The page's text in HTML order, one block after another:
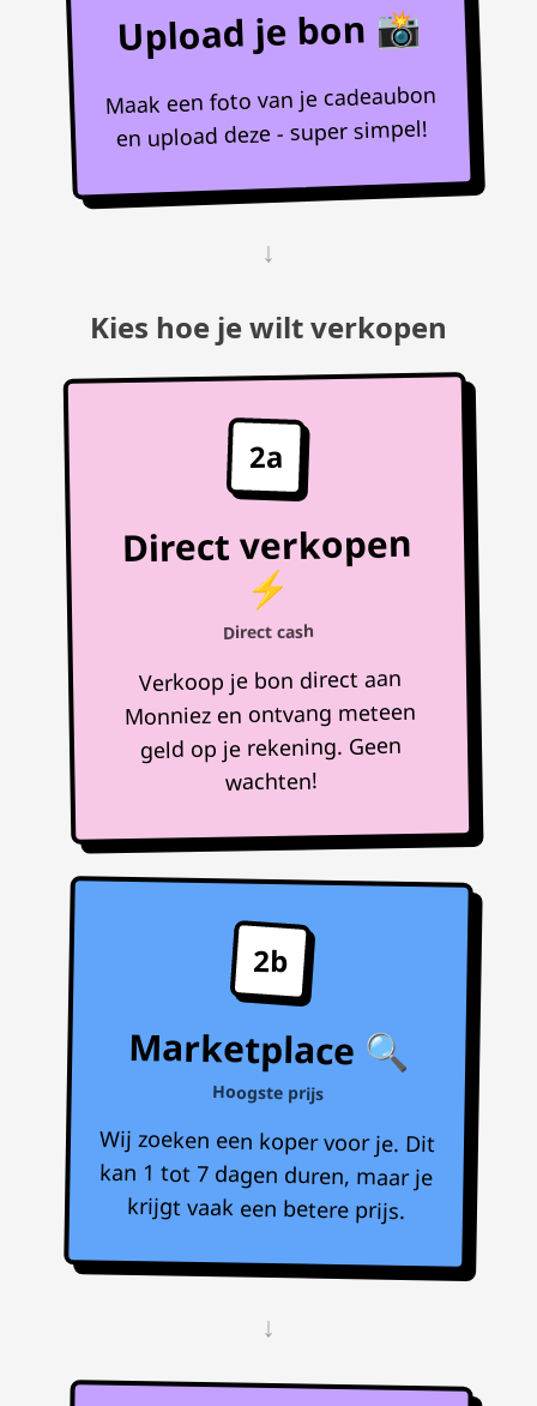
Upload je bon 📸
Maak een foto van je cadeaubon
en upload deze - super simpel!
↓
Kies hoe je wilt verkopen
2a
Direct verkopen
⚡
Direct cash
Verkoop je bon direct aan
Monniez en ontvang meteen
geld op je rekening. Geen
wachten!
2b
Marketplace 🔍
Hoogste prijs
Wij zoeken een koper voor je. Dit
kan 1 tot 7 dagen duren, maar je
krijgt vaak een betere prijs.
↓